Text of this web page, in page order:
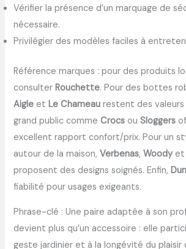
Vérifier la présence d’un marquage de
nécessaire.
Privilégier des modèles faciles à
Référence marques : pour des produits
consulter Rouchette. Pour des bottes
Aigle et Le Chameau restent des valeurs
grand public commeCrocs ou Sloggers
excellent rapport confort/prix. Pour un
autour de la maison,Verbenas,Woodyet
proposent des designs soignés. Enfin,
fiabilité pour usages exigeants.
Phrase-clé : Une paire adaptée à son
devient plus qu’un accessoire : elle
geste jardinier et à la longévité du plaisir